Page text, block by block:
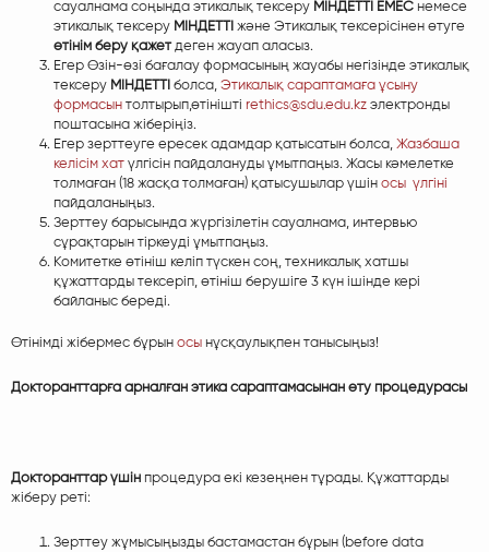
сауалнама соңында этикалық тексеру МІНДЕТТІ ЕМЕС немесе
этикалық тексеру МІНДЕТТІ және Этикалық тексерісінен өтуге
өтінім беру қажетдеген жауап аласыз.
Егер Өзін-өзі бағалау формасының жауабы негізінде этикалық
тексеру МІНДЕТТІ болса, Этикалық сараптамаға ұсыну
формасын толтырып,өтінішті rethics@sdu.edu.kz электронды
поштасына жіберіңіз.
Егер зерттеуге ересек адамдар қатысатын болса, Жазбаша
келісім хат үлгісін пайдалануды ұмытпаңыз. Жасы кәмелетке
толмаған (18 жасқа толмаған) қатысушылар үшін осы үлгіні
пайдаланыңыз.
Зерттеу барысында жүргізілетін сауалнама, интервью
сұрақтарын тіркеуді ұмытпаңыз.
Комитетке өтініш келіп түскен соң, техникалық хатшы
құжаттарды тексеріп, өтініш берушіге 3 күн ішінде кері
байланыс береді.
Өтінімді жібермес бұрын осы нұсқаулықпен танысыңыз!
Докторанттарға арналған этика сараптамасынан өту процедурасы
Докторанттар үшін процедура екі кезеңнен тұрады. Құжаттарды
жіберу реті:
Зерттеу жұмысыңызды бастамастан бұрын (before data